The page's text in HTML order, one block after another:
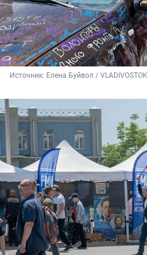
Источник: Елена Буйвол /